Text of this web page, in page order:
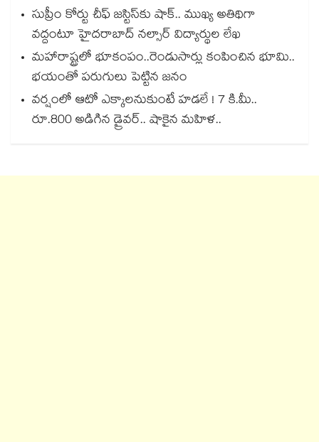
సుప్రీం కోర్టు చీఫ్ జస్టిస్⁭కు షాక్.. ముఖ్య అతిథిగా
వద్దంటూ హైదరాబాద్ నల్సార్ విద్యార్థుల లేఖ
మహారాష్ట్రలో భూకంపం..రెండుసార్లు కంపించిన భూమి..
భయంతో పరుగులు పెట్టిన జనం
వర్షంలో ఆటో ఎక్కాలనుకుంటే హడలే ! 7 కి.మీ..
రూ.800 అడిగిన డ్రైవర్.. షాకైన మహిళ..